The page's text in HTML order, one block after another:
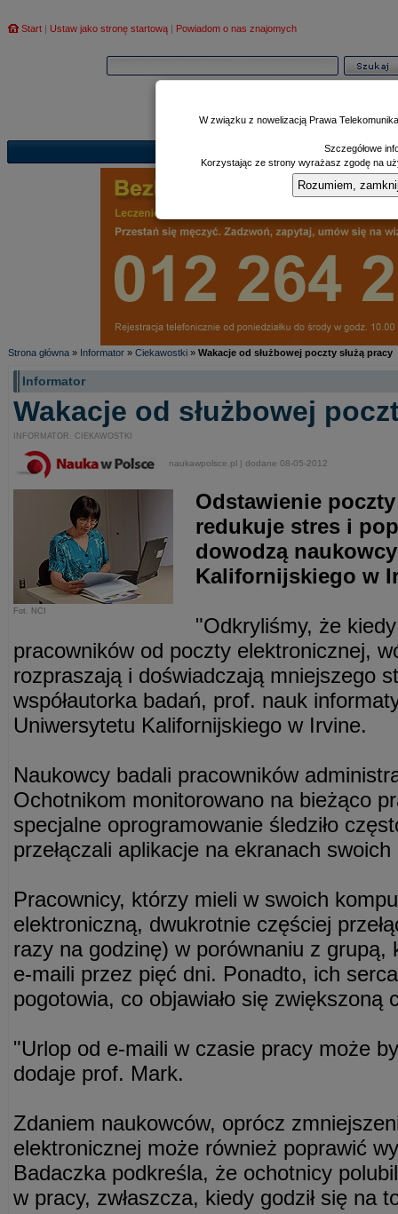
Start | Ustaw jako stronę startową | Powiadom o nas znajomych
Poczekalnia|
Strona główna » Informator » Ciekawostki » Wakacje od służbowej poczty służą pracy
Informator
Wakacje od służbowej
INFORMATOR. CIEKAWOSTKI
naukawpolsce.pl | dodane 08-05-2012
Fot. NCI
Odstawienie
redukuje stres i
dowodzą
Kalifornijskiego w
"Odkryliśmy, że
pracowników od poczty elektronicznej,
rozpraszają i doświadczają mniejszego
współautorka badań, prof. nauk
Uniwersytetu Kalifornijskiego w Irvine.
Naukowcy badali pracowników
Ochotnikom monitorowano na bieżąco
specjalne oprogramowanie śledziło
przełączali aplikacje na ekranach
Pracownicy, którzy mieli w swoich
elektroniczną, dwukrotnie częściej
razy na godzinę) w porównaniu z grupą,
e-maili przez pięć dni. Ponadto, ich
pogotowia, co objawiało się zwiększoną
"Urlop od e-maili w czasie pracy może
dodaje prof. Mark.
Zdaniem naukowców, oprócz
elektronicznej może również poprawić
Badaczka podkreśla, że ochotnicy
w pracy, zwłaszcza, kiedy godził się na
W związku z nowelizacją Prawa
Szczegółowe
Korzystając ze strony wyrażasz zgodę na
Rozumiem,